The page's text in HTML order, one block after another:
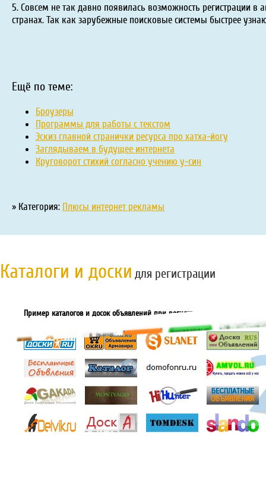
5. Совсем не так давно появилась возможность регистрации в
странах. Так как зарубежные поисковые системы быстрее
Ещё по теме:
Броузеры
Программы для работы с текстом
Эскиз главной странички ресурса про хатха-йогу
Заглядываем в будущее интернета
Круговорот стихий согласно учению у-син
» Категория: Плюсы интернет рекламы
Каталоги и доски для регистрации
Пример каталогов и досок объявлений при регистрации за 2018 год